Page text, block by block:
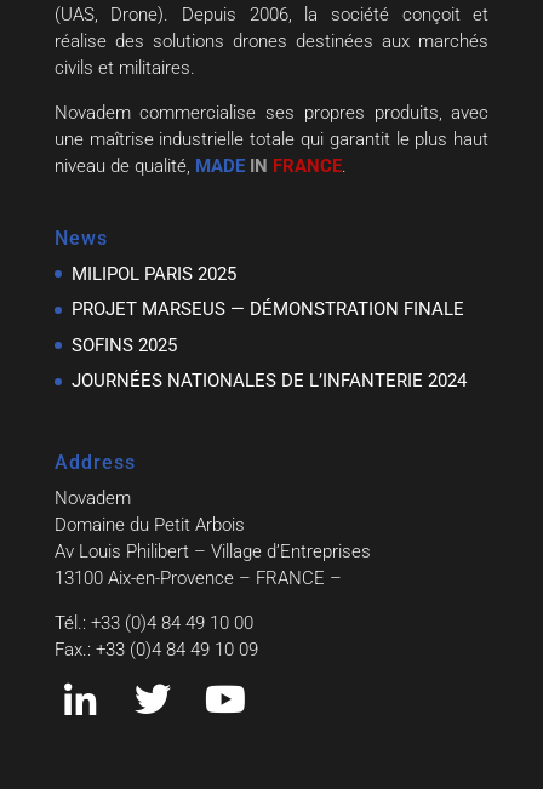
(UAS, Drone). Depuis 2006, la société conçoit et
réalise des solutions drones destinées aux marchés
civils et militaires.
Novadem commercialise ses propres produits, avec
une maîtrise industrielle totale qui garantit le plus haut
niveau de qualité, MADEIN FRANCE.
News
MILIPOL PARIS 2025
PROJET MARSEUS — DÉMONSTRATION FINALE
SOFINS 2025
JOURNÉES NATIONALES DE L’INFANTERIE 2024
Address
Novadem
Domaine du Petit Arbois
Av Louis Philibert – Village d’Entreprises
13100 Aix-en-Provence – FRANCE –
Tél.: +33 (0)4 84 49 10 00
Fax.: +33 (0)4 84 49 10 09